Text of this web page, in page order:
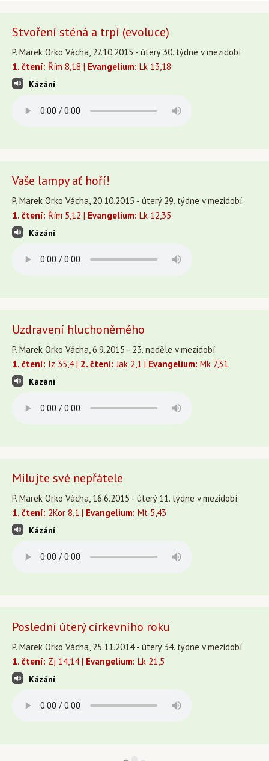
Stvoření sténá a trpí (evoluce)
P. Marek Orko Vácha, 27.10.2015 - úterý 30. týdne v mezidobí
1. čtení: Řím 8,18 | Evangelium: Lk 13,18
Kázání
Vaše lampy ať hoří!
P. Marek Orko Vácha, 20.10.2015 - úterý 29. týdne v mezidobí
1. čtení: Řím 5,12 | Evangelium: Lk 12,35
Kázání
Uzdravení hluchoněmého
P. Marek Orko Vácha, 6.9.2015 - 23. neděle v mezidobí
1. čtení: Iz 35,4 | 2. čtení: Jak 2,1 | Evangelium: Mk 7,31
Kázání
Milujte své nepřátele
P. Marek Orko Vácha, 16.6.2015 - úterý 11. týdne v mezidobí
1. čtení: 2Kor 8,1 | Evangelium: Mt 5,43
Kázání
Poslední úterý církevního roku
P. Marek Orko Vácha, 25.11.2014 - úterý 34. týdne v mezidobí
1. čtení: Zj 14,14 | Evangelium: Lk 21,5
Kázání